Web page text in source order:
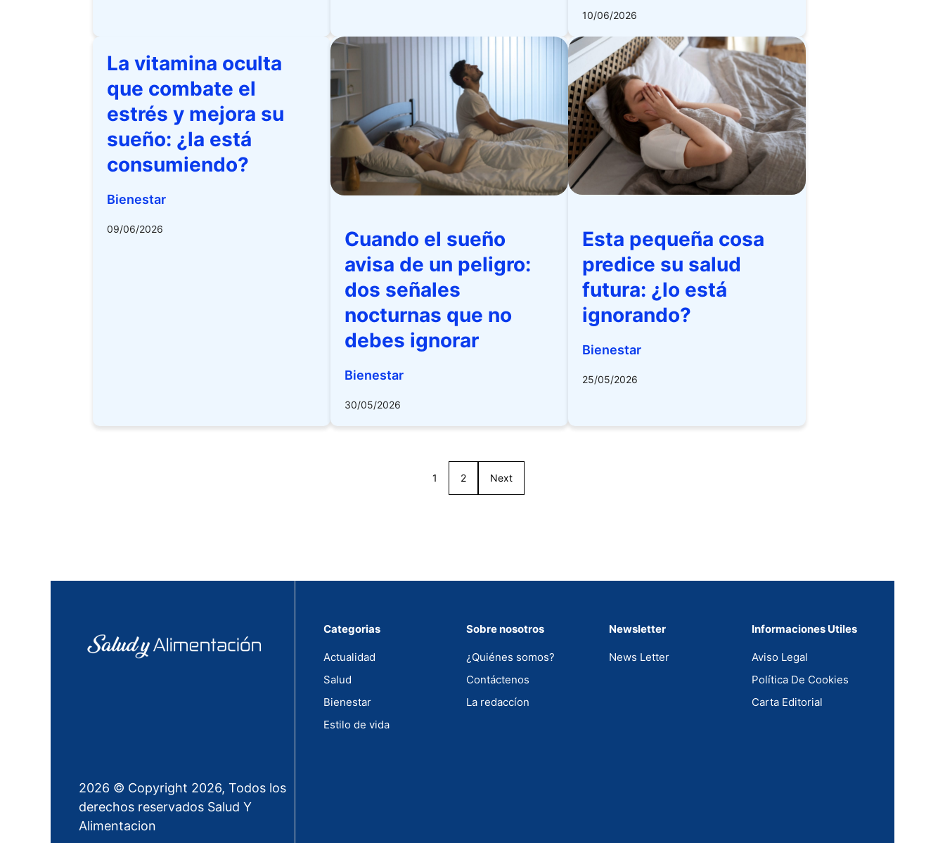
10/06/2026
La vitamina oculta
que combate el
estrés y mejora su
sueño: ¿la está
consumiendo?
Bienestar
09/06/2026
Cuando el sueño
avisa de un peligro:
dos señales
nocturnas que no
debes ignorar
Bienestar
30/05/2026
Esta pequeña cosa
predice su salud
futura: ¿lo está
ignorando?
Bienestar
25/05/2026
1 2 Next
Categorias
Actualidad
Salud
Bienestar
Estilo de vida
Sobre nosotros
¿Quiénes somos?
Contáctenos
La redaccíon
Newsletter
News Letter
Informaciones Utiles
Aviso Legal
Política De Cookies
Carta Editorial
2026 © Copyright 2026, Todos los
derechos reservados Salud Y
Alimentacion